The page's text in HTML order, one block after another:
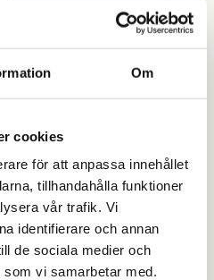
Om
cookies
för att anpassa innehållet
tillhandahålla funktioner
vår trafik. Vi
identifierare och annan
de sociala medier och
vi samarbetar med.
till i favoriter